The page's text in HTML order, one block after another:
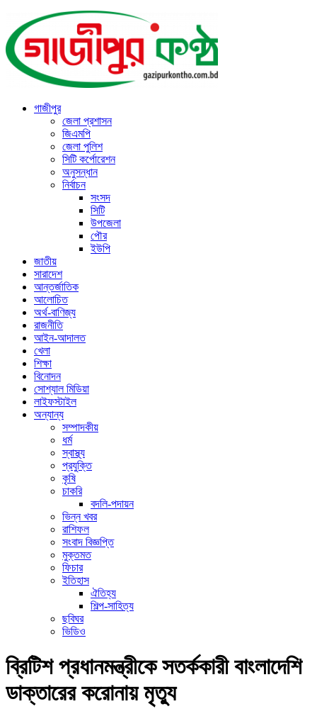
গাজীপুর
জেলা প্রশাসন
জিএমপি
জেলা পুলিশ
সিটি কর্পোরেশন
অনুসন্ধান
নির্বাচন
সংসদ
সিটি
উপজেলা
পৌর
ইউপি
জাতীয়
সারাদেশ
আন্তর্জাতিক
আলোচিত
অর্থ-বাণিজ্য
রাজনীতি
আইন-আদালত
খেলা
শিক্ষা
বিনোদন
সোশ্যাল মিডিয়া
লাইফস্টাইল
অন্যান্য
সম্পাদকীয়
ধর্ম
স্বাস্থ্য
প্রযুক্তি
কৃষি
চাকরি
বদলি-পদায়ন
ভিন্ন খবর
রাশিফল
সংবাদ বিজ্ঞপ্তি
মুক্তমত
ফিচার
ইতিহাস
ঐতিহ্য
শিল্প-সাহিত্য
ছবিঘর
ভিডিও
ব্রিটিশ প্রধানমন্ত্রীকে সতর্ককারী বাংলাদেশি
ডাক্তারের করোনায় মৃত্যু